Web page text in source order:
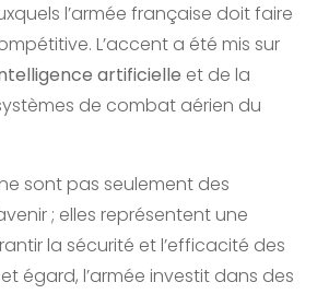
l’armée française doit faire
L’accent a été mis sur
artificielle et de la
de combat aérien du
sont pas seulement des
; elles représentent une
la sécurité et l’efficacité des
égard, l’armée investit dans des